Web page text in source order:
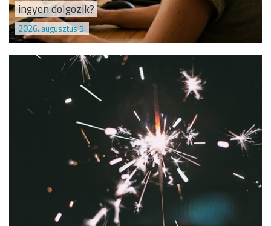
ingyen dolgozik?
2026. augusztus 5.